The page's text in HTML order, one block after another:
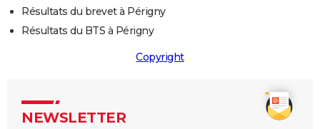
Résultats du brevet à Périgny
Résultats du BTS à Périgny
Copyright
NEWSLETTER